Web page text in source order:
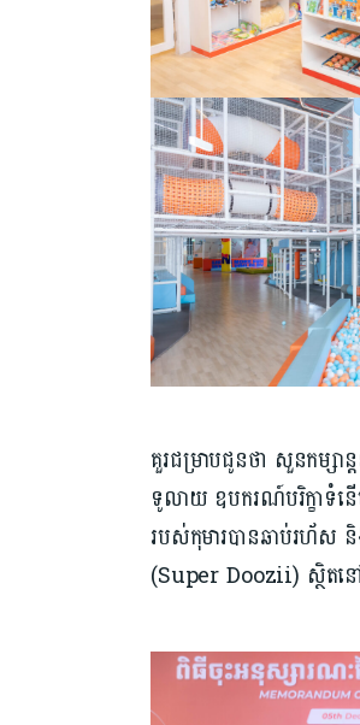
គួរជម្រាបជូនថា សួនកម្សា
ទូលាយ ឧបករណ៍បរិក្ខាទំន
របស់កុមារបានឆាប់រហ័ស
(Super Doozii) ស្ថិតន